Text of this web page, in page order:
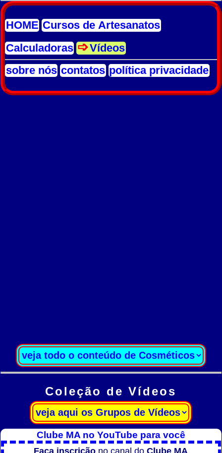
HOME Cursos de Artesanatos
Calculadoras
Vídeos
sobre nós contatos política privacidade
Coleção de Vídeos
Clube MA no YouTube para você
Faça inscrição no canal doClube MA